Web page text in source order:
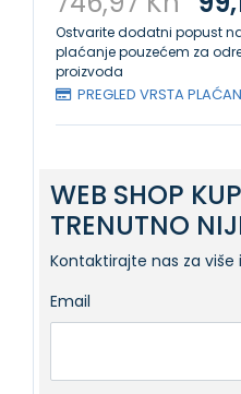
Ostvarite dodatni popust
plaćanje pouzećem za
proizvoda
PREGLED VRSTA
WEB SHOP
TRENUTNO
Kontaktirajte nas za
Email